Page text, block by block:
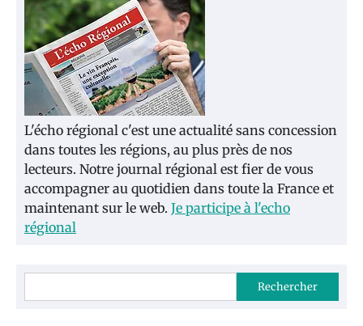
L'écho régional c'est une actualité sans concession
dans toutes les régions, au plus près de nos
lecteurs. Notre journal régional est fier de vous
accompagner au quotidien dans toute la France et
maintenant sur le web. Je participe à l'echo
régional
Rechercher